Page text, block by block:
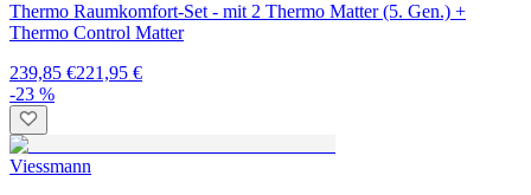
Thermo Raumkomfort-Set - mit 2 Thermo Matter (5. Gen.) +
Thermo Control Matter
239,85 €221,95 €
-23 %
Viessmann